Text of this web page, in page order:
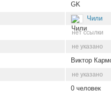
GK
Чили
нет ссылки
не указано
Виктор
не указано
0 человек